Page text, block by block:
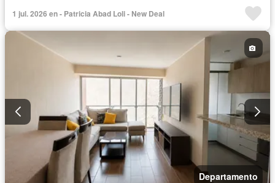
1 jul. 2026 en - Patricia Abad Loli - New Deal
Departamento